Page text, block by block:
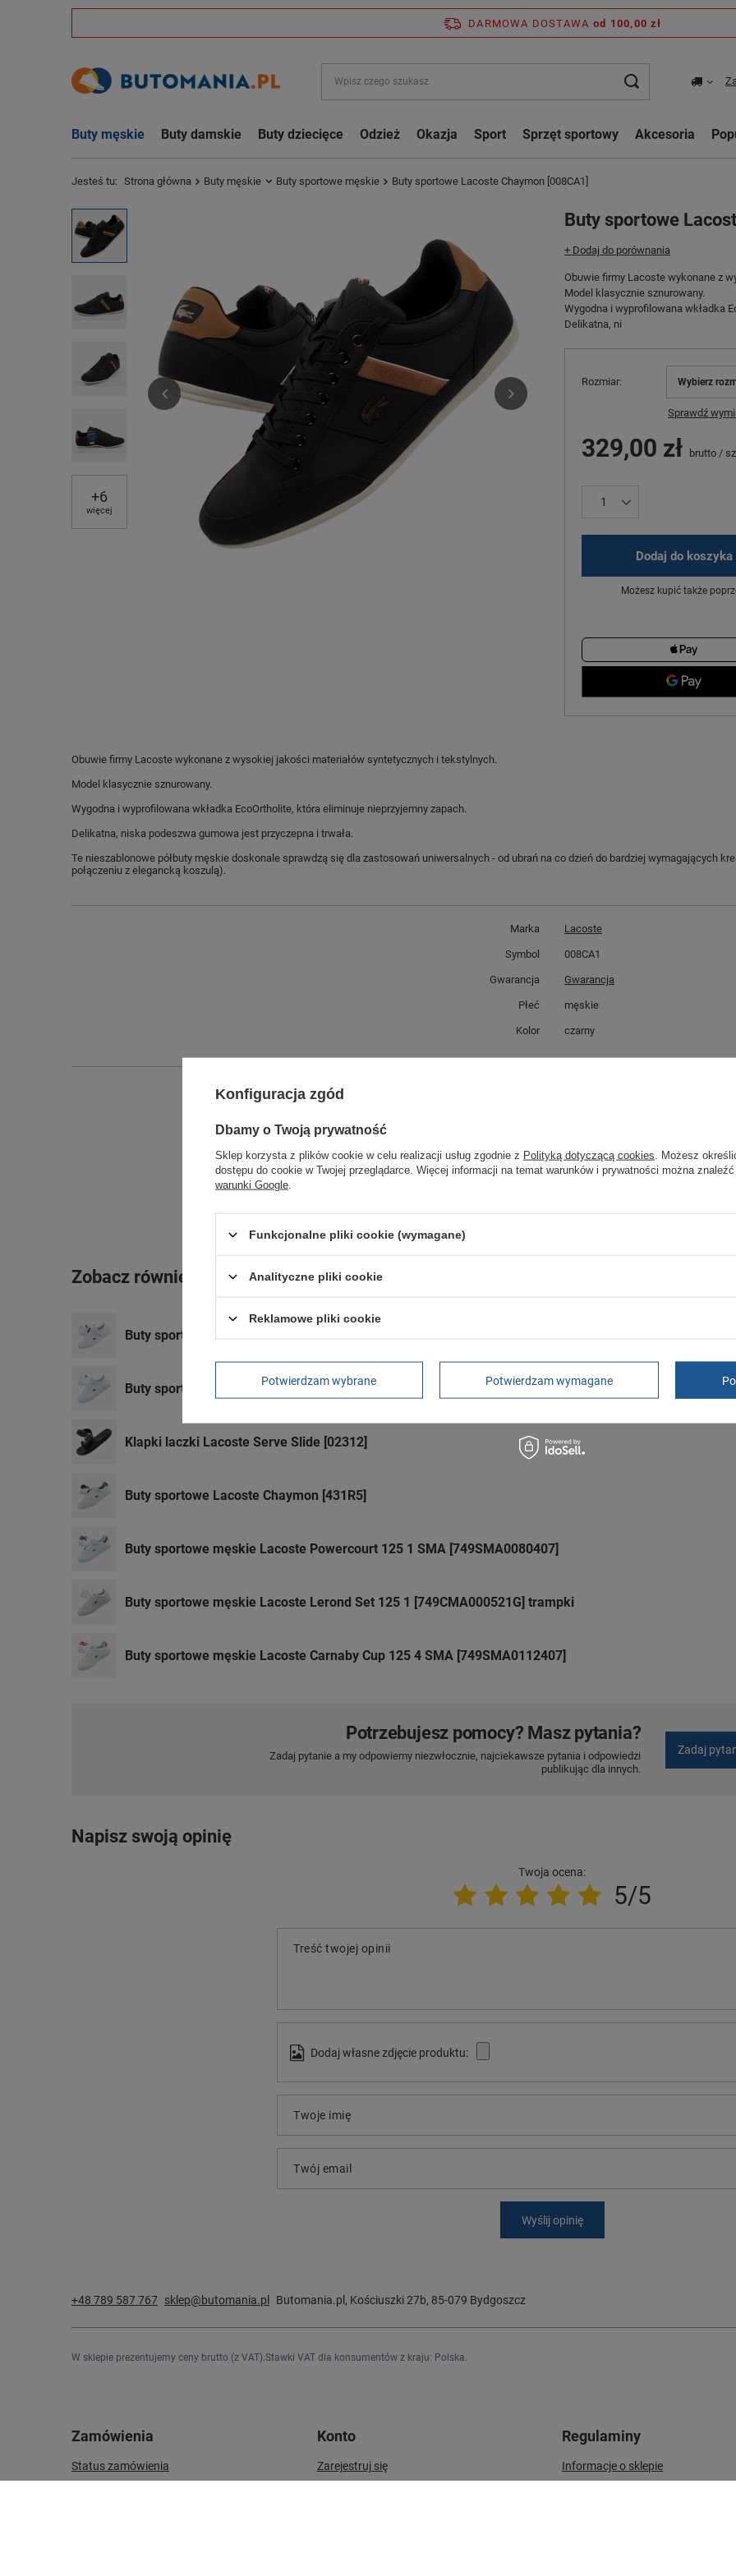
DARMOWA DOSTAWA od 100,00 zł
Buty męskie Buty damskie Buty dziecięce Odzież Okazja Sport Sprzęt sportowy Akcesoria
Jesteś tu: Strona główna Buty męskie Buty sportowe męskie Buty sportowe Lacoste Chaymon [008CA1]
+6
więcej
Buty sportowe
+ Dodaj do porównania
Obuwie firmy Lacoste wykonane z
Model klasycznie sznurowany.
Wygodna i wyprofilowana wkładka
Delikatna, ni
Rozmiar Wybierz
Sprawdź
329,00 zł brutto /
Dodaj do koszyka
Możesz kupić także
Obuwie firmy Lacoste wykonane z wysokiej jakości materiałów syntetycznych i tekstylnych.
Model klasycznie sznurowany.
Wygodna i wyprofilowana wkładka EcoOrtholite, która eliminuje nieprzyjemny zapach.
Delikatna, niska podeszwa gumowa jest przyczepna i trwała.
Te nieszablonowe półbuty męskie doskonale sprawdzą się dla zastosowań uniwersalnych - od ubrań na co dzień do bardziej wymagających
połączeniu z elegancką koszulą).
Marka Lacoste
Symbol 008CA1
Gwarancja Gwarancja
Płeć męskie
Kolor czarny
rękojmia wyłączona dla przedsiębiorców
Adres do reklamacji
Zobacz również
Buty sportowe Lacoste Chaymon 0121 [14147]
Buty sportowe męskie Lacoste Powertcourt 125 2 SMA [749SMA008121G]
Klapki laczki Lacoste Serve Slide [02312]
Buty sportowe Lacoste Chaymon [431R5]
Buty sportowe męskie Lacoste Powercourt 125 1 SMA [749SMA0080407]
Buty sportowe męskie Lacoste Lerond Set 125 1 [749CMA000521G] trampki
Buty sportowe męskie Lacoste Carnaby Cup 125 4 SMA [749SMA0112407]
Potrzebujesz pomocy? Masz pytania?
Zadaj pytanie a my odpowiemy niezwłocznie, najciekawsze pytania i odpowiedzi
publikując dla innych.
Zadaj
Napisz swoją opinię
Twoja ocena:
5/5
Treść twojej opinii
Dodaj własne zdjęcie produktu:
Twoje imię
Twój email
Wyślij opinię
+48 789 587 767 sklep@butomania.pl Butomania.pl , Kościuszki 27b, 85-079 Bydgoszcz
W sklepie prezentujemy ceny brutto (z VAT). Stawki VAT dla konsumentów z kraju: Polska
Zamówienia
Status zamówienia
Konto
Zarejestruj się
Regulaminy
Informacje o sklepie
Konfiguracja zgód
Dbamy o Twoją prywatność
Sklep korzysta z plików cookie w celu realizacji usług zgodnie z Polityką dotyczącą cookies . Możesz
dostępu do cookie w Twojej przeglądarce. Więcej informacji na temat warunków i prywatności można
warunki Google
Funkcjonalne pliki cookie (wymagane)
Analityczne pliki cookie
Reklamowe pliki cookie
Potwierdzam wybrane Potwierdzam wymagane